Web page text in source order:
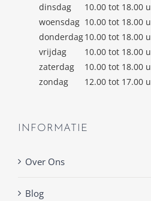
dinsdag
10.00 tot 18.00 u
woensdag 10.00 tot 18.00 u
donderdag10.00 tot 18.00 u
vrijdag
10.00 tot 18.00 u
zaterdag
10.00 tot 18.00 u
zondag
12.00 tot 17.00 u
INFORMATIE
Over Ons
Blog